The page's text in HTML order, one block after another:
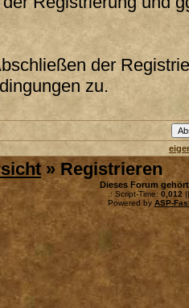
der
zu.
» Registrieren
Dieses Forum
.: Script-Time: 0,012
Powered by ASP-